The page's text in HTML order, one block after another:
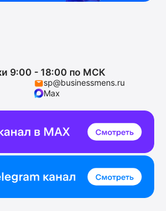
9:00 - 18:00 по МСК
sp@businessmens.ru
Max